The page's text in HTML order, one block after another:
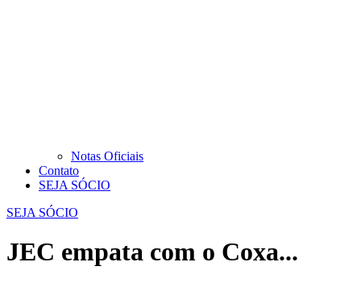
Notas Oficiais
Contato
SEJA SÓCIO
SEJA SÓCIO
JEC empata com o Coxa...